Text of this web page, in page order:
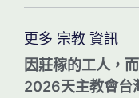
更多 宗教 資訊
因莊稼的工人，
2026天主教會台